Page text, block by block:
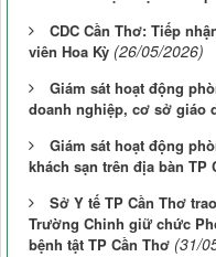
CDC Cần Thơ: Tiếp
viên Hoa Kỳ (26/05/2026)
Giám sát hoạt động
doanh nghiệp, cơ sở giáo
Giám sát hoạt động
khách sạn trên địa bàn TP
Sở Y tế TP Cần Thơ
Trường Chinh giữ chức
bệnh tật TP Cần Thơ (31/